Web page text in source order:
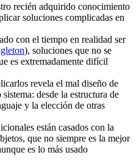
recién adquirido conocimiento
soluciones complicadas en
con el tiempo en realidad ser
), soluciones que no se
es extremadamente difícil
revela el mal diseño de
desde la estructura de
y la elección de otras
están casados con la
que no siempre es la mejor
es lo más usado